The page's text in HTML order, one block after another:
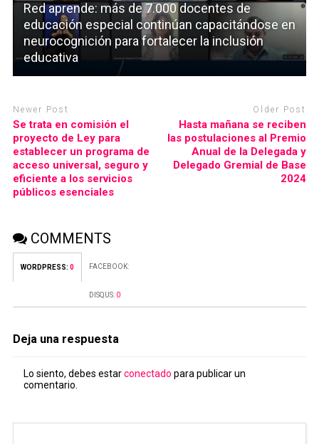
Red aprende: más de 7.000 docentes de
educación especial continúan capacitándose en
neurocognición para fortalecer la inclusión
educativa
Newer Post
Se trata en comisión el
proyecto de Ley para
establecer un programa de
acceso universal, seguro y
eficiente a los servicios
públicos esenciales
Older Post
Hasta mañana se reciben
las postulaciones al Premio
Anual de la Delegada y
Delegado Gremial de Base
2024
COMMENTS
WORDPRESS: 0 FACEBOOK:
DISQUS: 0
Deja una respuesta
Lo siento, debes estarconectado para publicar un
comentario.